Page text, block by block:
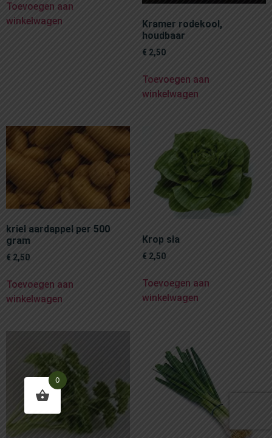
Toevoegen aan
winkelwagen
Kramer rodekool,
houdbaar
€ 2,50
Toevoegen aan
winkelwagen
kriel aardappel per 500
gram
€ 2,50
Toevoegen aan
winkelwagen
Krop sla
€ 2,50
Toevoegen aan
winkelwagen
0